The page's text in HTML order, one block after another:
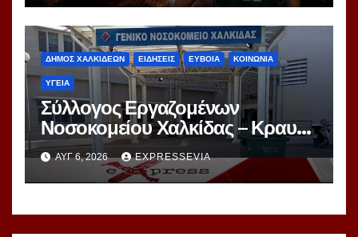
ΔΗΜΟΣ ΧΑΛΚΙΔΕΩΝ ΕΙΔΗΣΕΙΣ ΕΥΒΟΙΑ ΚΟΙΝΩΝΙΑ
ΥΓΕΙΑ
Σύλλογος Εργαζομένων
Νοσοκομείου Χαλκίδας – Κραυγή
Αγωνίας
ΑΥΓ 6, 2026 EXPRESSEVIA